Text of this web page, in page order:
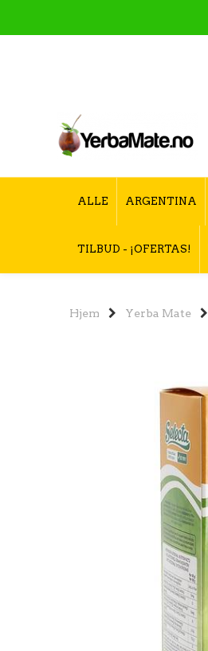
ALLE ARGENTINA
TILBUD - ¡OFERTAS!
Hjem Yerba Mate